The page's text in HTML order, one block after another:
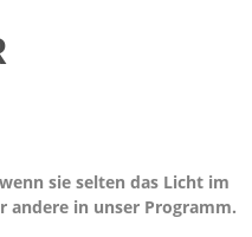
sie selten das Licht im
andere in unser Programm.